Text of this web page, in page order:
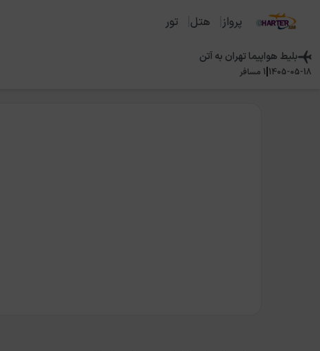
پرواز هتل تور
بلیط هواپیماتهران بهآتن
1405-05-18
|
1 مسافر